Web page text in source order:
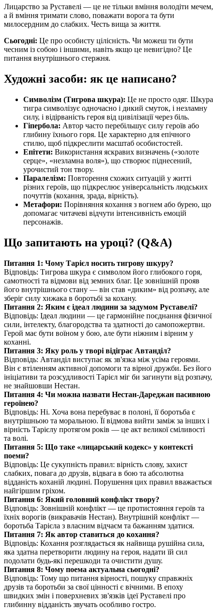
Лицарство за Руставелі — це не тільки вміння володіти мечем,
а й вміння тримати слово, поважати ворога та бути
милосердним до слабких. Честь вища за життя.
Сьогодні: Це про особисту цілісність. Чи можеш ти бути
чесним із собою і іншими, навіть якщо це невигідно? Це
питання внутрішнього стержня.
Художні засоби: як це написано?
Символізм (Тигрова шкура): Це не просто одяг. Шкура
тигра символізує одночасно і дикий смуток, і незламну
силу, і відірваність героя від цивілізації через біль.
Гіпербола: Автор часто перебільшує силу героїв або
глибину їхнього горя. Це характерно для епічного
стилю, щоб підкреслити масштаб особистостей.
Епітети: Використання яскравих визначень («золоте
серце», «незламна воля»), що створює піднесений,
урочистий тон твору.
Паралелізм: Повторення схожих ситуацій у житті
різних героїв, що підкреслює універсальність людських
почуттів (кохання, зрада, вірність).
Метафори: Порівняння кохання з вогнем або бурею, що
допомагає читачеві відчути інтенсивність емоцій
персонажів.
Що запитають на уроці? (Q&A)
Питання 1: Чому Тарієл носить тигрову шкуру?
Відповідь: Тигрова шкура є символом його глибокого горя,
самотності та відмови від земних благ. Це зовнішній прояв
його внутрішнього стану — він став «диким» від розпачу, але
зберіг силу хижака в боротьбі за кохану.
Питання 2: Яким є ідеал людини за задумом Руставелі?
Відповідь: Ідеал людини — це гармонійне поєднання фізичної
сили, інтелекту, благородства та здатності до самопожертви.
Герой має бути воїном у бою, але бути ніжним і вірним у
коханні.
Питання 3: Яку роль у творі відіграє Автанділ?
Відповідь: Автанділ виступає як зв'язка між усіма героями.
Він є втіленням активної допомоги та вірної дружби. Без його
ініціативи та розсудливості Тарієл міг би загинути від розпачу,
не знайшовши Нестан.
Питання 4: Чи можна назвати Нестан-Дареджан пасивною
героїнею?
Відповідь: Ні. Хоча вона перебуває в полоні, її боротьба є
внутрішньою та моральною. Її відмова вийти заміж за інших і
вірність Тарієлу протягом років — це акт великої сміливості
та волі.
Питання 5: Що таке «лицарський кодекс» у контексті
поеми?
Відповідь: Це сукупність правил: вірність слову, захист
слабких, повага до друзів, відвага в бою та абсолютна
відданість коханій людині. Порушення цих правил вважається
найгіршим гріхом.
Питання 6: Який головний конфлікт твору?
Відповідь: Зовнішній конфлікт — це протистояння героїв та
їхніх ворогів (викравачів Нестан). Внутрішній конфлікт —
боротьба Тарієла з власним відчаєм та бажанням здатися.
Питання 7: Як автор ставиться до кохання?
Відповідь: Кохання розглядається як найвища рушійна сила,
яка здатна перетворити людину на героя, надати їй сил
подолати будь-які перешкоди та очистити душу.
Питання 8: Чому поема актуальна сьогодні?
Відповідь: Тому що питання вірності, пошуку справжніх
друзів та боротьби за свої цінності є вічними. В епоху
швидких змін і поверхневих зв'язків ідеї Руставелі про
глибинну відданість звучать особливо гостро.